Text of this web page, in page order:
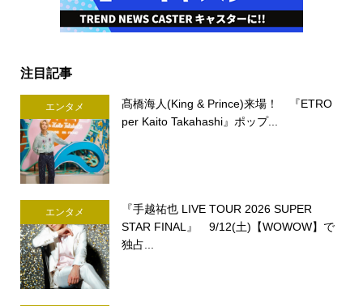
注目記事
エンタメ
髙橋海人(King & Prince)来場！ 『ETRO
per Kaito Takahashi』ポップ...
エンタメ
『手越祐也 LIVE TOUR 2026 SUPER
STAR FINAL』 9/12(土)【WOWOW】で
独占...